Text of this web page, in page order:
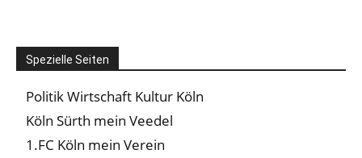
Spezielle Seiten
Politik Wirtschaft Kultur Köln
Köln Sürth mein Veedel
1.FC Köln mein Verein